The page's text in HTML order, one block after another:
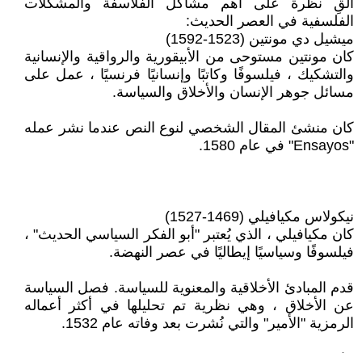
ألقِ نظرة على أهم مشاكل الفلاسفة والمشكلات
الفلسفية في العصر الحديث:
ميشيل دي مونتين (1523-1592)
كان مونتين مستوحى من الأبيقورية والرواقية والإنسانية
والتشكيك ، فيلسوفًا وكاتبًا وإنسانيًا فرنسيًا ، عمل على
مسائل جوهر الإنسان والأخلاق والسياسة.
كان منشئ المقال الشخصي لنوع النص عندما نشر عمله
"Ensayos" في عام 1580.
نيكولاس مكيافيلي (1469-1527)
كان مكيافيلي ، الذي يُعتبر "أبو الفكر السياسي الحديث" ،
فيلسوفًا وسياسيًا إيطاليًا في عصر النهضة.
قدم المبادئ الأخلاقية والمعنوية للسياسة. فصل السياسة
عن الأخلاق ، وهي نظرية تم تحليلها في أكثر أعماله
الرمزية "الأمير" والتي نُشرت بعد وفاته عام 1532.